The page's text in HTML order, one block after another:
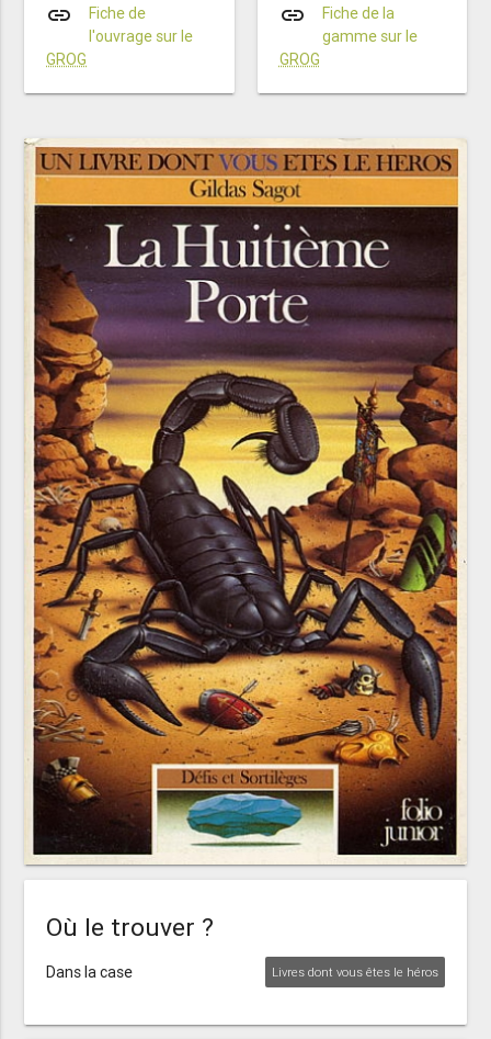
link
Fiche de
l'ouvrage sur le
GROG
link
Fiche de la
gamme sur le
GROG
Où le trouver ?
Dans la case Livres dont vous êtes le héros